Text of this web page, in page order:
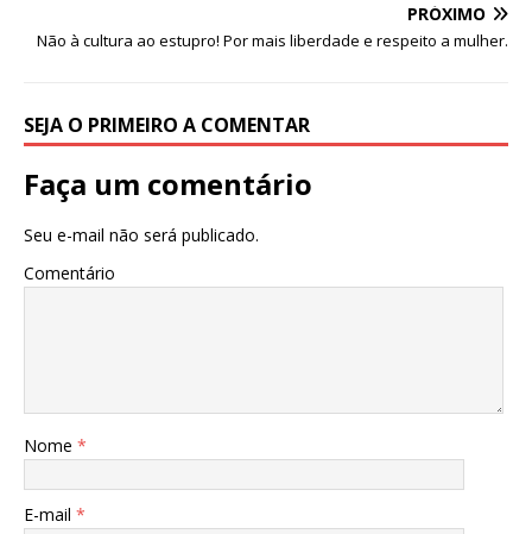
o p
PRÓXIMO
Não à cultura ao estupro! Por mais liberdade e respeito a mulher.
SEJA O PRIMEIRO A COMENTAR
Faça um comentário
Seu e-mail não será publicado.
Comentário
Nome *
E-mail *